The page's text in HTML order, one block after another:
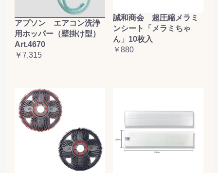
アプソン エアコン洗浄
用ホッパー（壁掛け型）
Art.4670
￥7,315
誠和商会 超圧縮メラミ
ンシート「メラミちゃ
ん」10枚入
￥880